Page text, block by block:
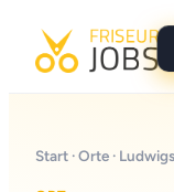
Start ·Orte ·